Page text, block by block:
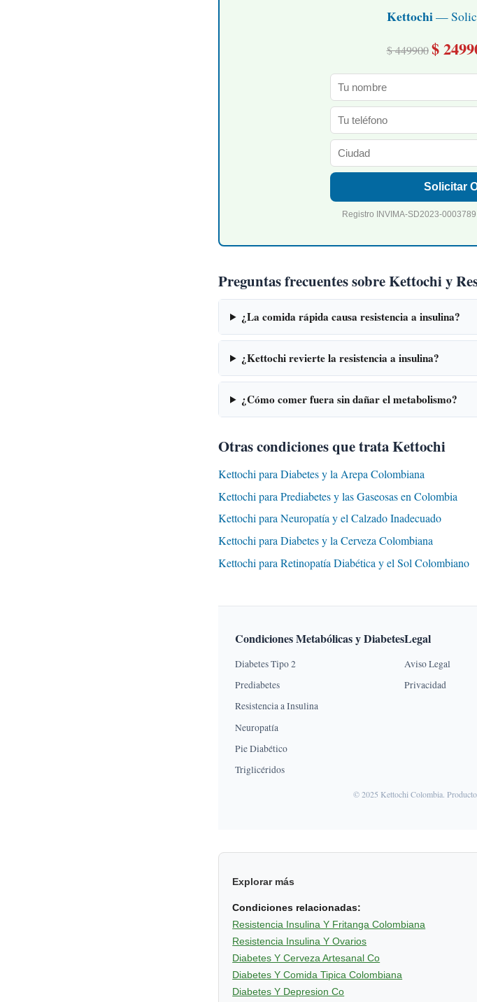
Kettochi—
$ 449900 $
Solicitar
Registro INVIMA-SD2023-
Preguntas frecuentes sobre Kettochi y
¿La comida rápida causa resistencia a insulina?
¿Kettochi revierte la resistencia a insulina?
¿Cómo comer fuera sin dañar el metabolismo?
Otras condiciones que trata Kettochi
Kettochi para Diabetes y la Arepa Colombiana
Kettochi para Prediabetes y las Gaseosas en Colombia
Kettochi para Neuropatía y el Calzado Inadecuado
Kettochi para Diabetes y la Cerveza Colombiana
Kettochi para Retinopatía Diabética y el Sol Colombiano
Condiciones Metabólicas y Diabetes
Diabetes Tipo 2
Prediabetes
Resistencia a Insulina
Neuropatía
Pie Diabético
Triglicéridos
Legal
Aviso Legal
Privacidad
© 2025 Kettochi Colombia.
Explorar más
Condiciones relacionadas:
Resistencia Insulina Y Fritanga Colombiana
Resistencia Insulina Y Ovarios
Diabetes Y Cerveza Artesanal Co
Diabetes Y Comida Tipica Colombiana
Diabetes Y Depresion Co